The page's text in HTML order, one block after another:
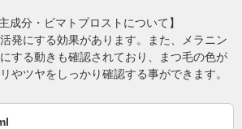
成分・ビマトプロストについて】
発にする効果があります。また、メラニン
する動きも確認されており、まつ毛の色が
やツヤをしっかり確認する事ができます。